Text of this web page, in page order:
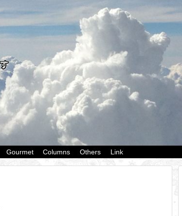
Gourmet Columns Others Link